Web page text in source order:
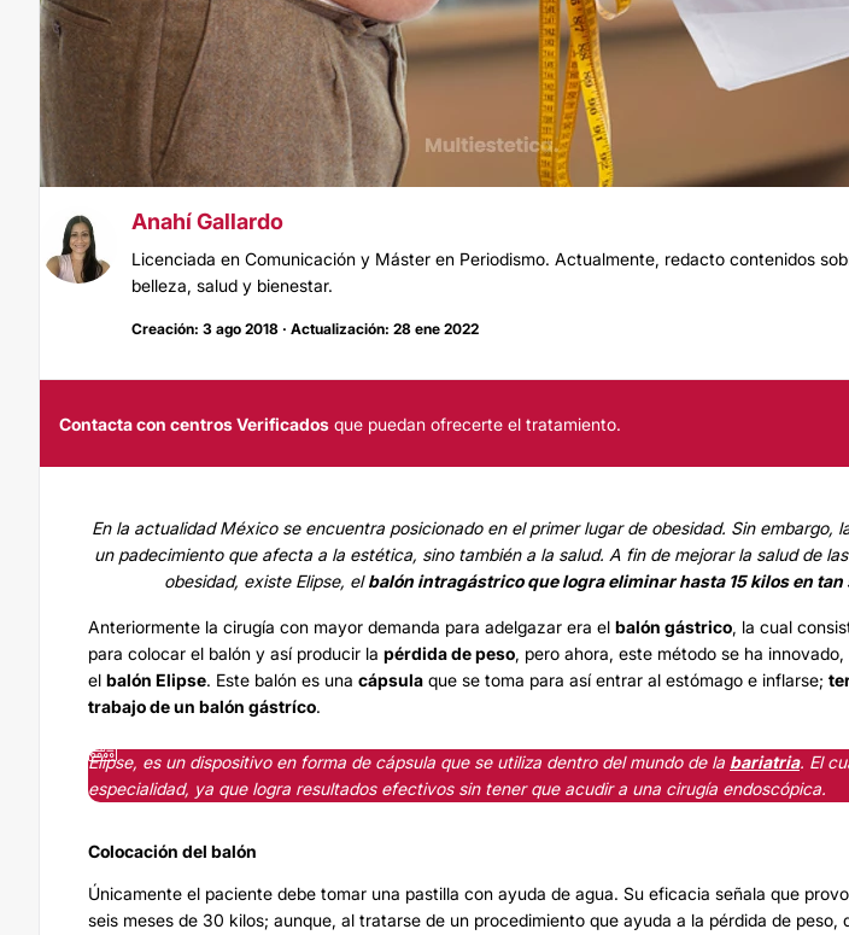
Anahí Gallardo
Licenciada en Comunicación y Máster en Periodismo. Actualmente, redacto contenidos
belleza, salud y bienestar.
Creación: 3 ago 2018 · Actualización: 28 ene 2022
Contacta con centros Verificados que puedan ofrecerte el tratamiento.
En la actualidad México se encuentra posicionado en el primer lugar de obesidad. Sin embargo,
un padecimiento que afecta a la estética, sino también a la salud. A fin de mejorar la salud de
obesidad, existe Elipse, elbalón intragástrico que logra eliminar hasta 15 kilos en tan
Anteriormente la cirugía con mayor demanda para adelgazar era el balón gástrico, la cual
para colocar el balón y así producir la pérdida de peso, pero ahora, este método se ha
el balón Elipse. Este balón es una cápsula que se toma para así entrar al estómago e inflarse;
trabajo de un balón gástríco.
Elipse, es un dispositivo en forma de cápsula que se utiliza dentro del mundo de la bariatria. El
especialidad, ya que logra resultados efectivos sin tener que acudir a una cirugía endoscópica.
Colocación del balón
Únicamente el paciente debe tomar una pastilla con ayuda de agua. Su eficacia señala que
seis meses de 30 kilos; aunque, al tratarse de un procedimiento que ayuda a la pérdida de peso,